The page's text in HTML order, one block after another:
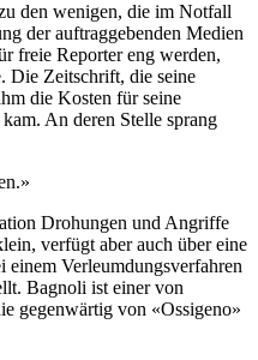
den wenigen, die im Notfall
der auftraggebenden Medien
freie Reporter eng werden,
Die Zeitschrift, die seine
die Kosten für seine
An deren Stelle sprang
Drohungen und Angriffe
verfügt aber auch über eine
einem Verleumdungsverfahren
Bagnoli ist einer von
gegenwärtig von «Ossigeno»